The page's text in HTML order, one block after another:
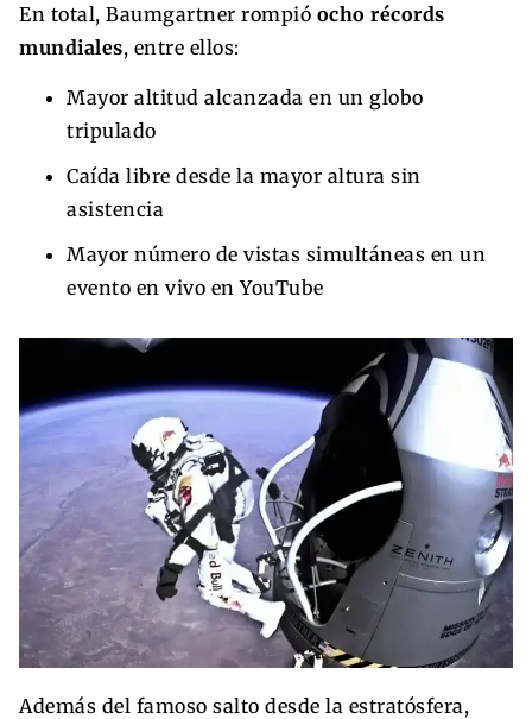
En total, Baumgartner rompió ocho récords
mundiales, entre ellos:
Mayor altitud alcanzada en un globo
tripulado
Caída libre desde la mayor altura sin
asistencia
Mayor número de vistas simultáneas en un
evento en vivo en YouTube
Además del famoso salto desde la estratósfera,